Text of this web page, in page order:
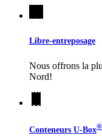
Libre-entreposage
Nous offrons la
Nord!
Conteneurs U-Box®